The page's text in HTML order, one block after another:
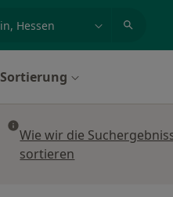
Sortierung
Wie wir die
sortieren